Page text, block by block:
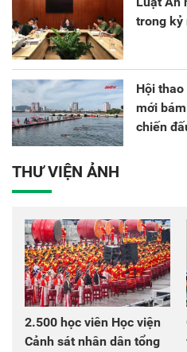
trong kỷ
Hội thao
mới
chiến
THƯ VIỆN ẢNH
2.500 học viên Học viện
Cảnh sát nhân dân tổng